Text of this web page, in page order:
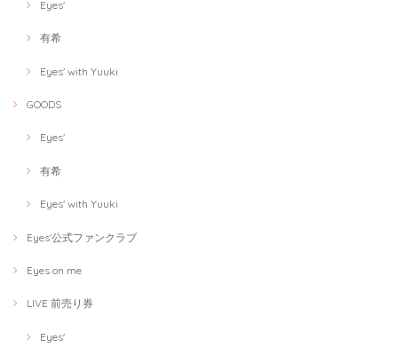
Eyes'
有希
Eyes' with Yuuki
GOODS
Eyes'
有希
Eyes' with Yuuki
Eyes'公式ファンクラブ
Eyes on me
LIVE 前売り券
Eyes'